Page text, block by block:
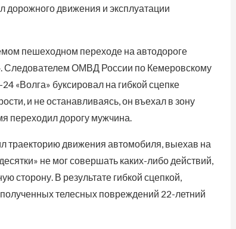
дорожного движения и эксплуатации
пешеходном переходе на автодороге
Следователем ОМВД России по Кемеровскому
«Волга» буксировал на гибкой сцепке
и не останавливаясь, он въехал в зону
переходил дорогу мужчина.
траекторию движения автомобиля, выехав на
не мог совершать каких-либо действий,
сторону. В результате гибкой сцепкой,
телесных повреждений 22-летний